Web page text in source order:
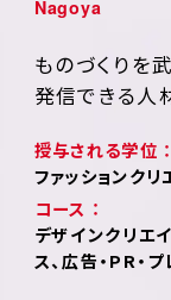
ものづくりを
発信できる人
授与される学位 ：
ファッションクリ
コース ：
デザインクリエ
ス、広告・PR・